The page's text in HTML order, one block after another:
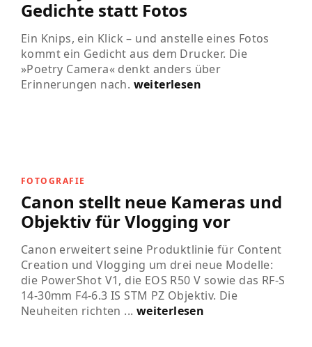
Gedichte statt Fotos
Ein Knips, ein Klick – und anstelle eines Fotos
kommt ein Gedicht aus dem Drucker. Die
»Poetry Camera« denkt anders über
Erinnerungen nach. weiterlesen
FOTOGRAFIE
Canon stellt neue Kameras und
Objektiv für Vlogging vor
Canon erweitert seine Produktlinie für Content
Creation und Vlogging um drei neue Modelle:
die PowerShot V1, die EOS R50 V sowie das RF-S
14-30mm F4-6.3 IS STM PZ Objektiv. Die
Neuheiten richten ... weiterlesen